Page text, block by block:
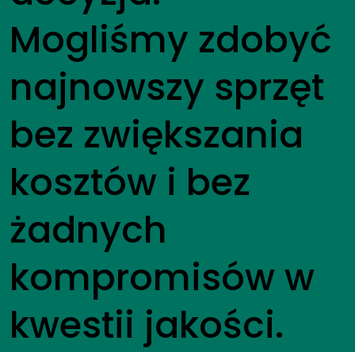
Mogliśmy zdobyć
najnowszy sprzęt
bez zwiększania
kosztów i bez
żadnych
kompromisów w
kwestii jakości.